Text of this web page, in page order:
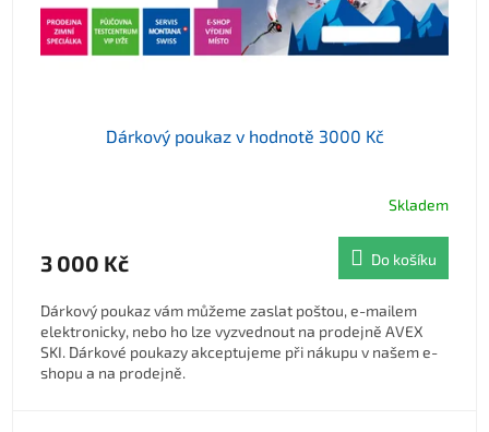
Dárkový poukaz v hodnotě 3000 Kč
Skladem
3 000 Kč Do košíku
Dárkový poukaz vám můžeme zaslat poštou, e-mailem
elektronicky, nebo ho lze vyzvednout na prodejně AVEX
SKI. Dárkové poukazy akceptujeme při nákupu v našem e-
shopu a na prodejně.